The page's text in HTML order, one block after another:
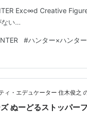
Exc∞d Creative
ない…
#ハンター×ハンター
ィ・エデュケーター 住木俊之
ぬーどるストッパー